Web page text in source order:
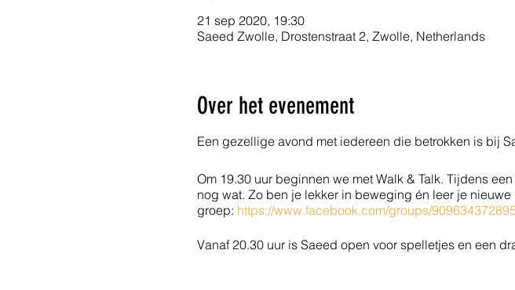
21 sep 2020, 19:30
Saeed Zwolle, Drostenstraat 2, Zwolle, Netherlands
Over het evenement
Een gezellige avond met iedereen die betrokken is bij
Om 19.30 uur beginnen we met Walk & Talk. Tijdens
nog wat. Zo ben je lekker in beweging én leer je
groep: https://www.facebook.com/groups/
Vanaf 20.30 uur is Saeed open voor spelletjes en een